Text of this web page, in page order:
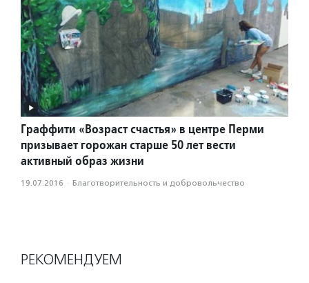
Граффити «Возраст счастья» в центре Перми
призывает горожан старше 50 лет вести
активный образ жизни
19.07.2016 · Благотвори­тель­ность и доброволь­чест­во
РЕКОМЕНДУЕМ